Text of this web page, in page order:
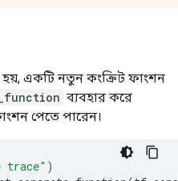
হয়, একটি নতুন কংক্রিট ফাংশন
ব্যবহার করে
পেতে পারেন।
trace" )